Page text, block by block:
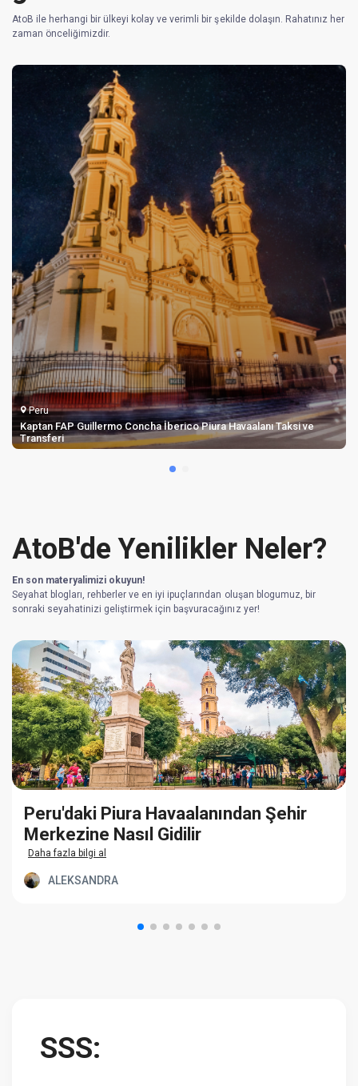
AtoB ile herhangi bir ülkeyi kolay ve verimli bir şekilde dolaşın. Rahatınız her
zaman önceliğimizdir.
Peru
Kaptan FAP Guillermo Concha İberico Piura Havaalanı Taksi ve
Transferi
AtoB'de Yenilikler Neler?
En son materyalimizi okuyun!
Seyahat blogları, rehberler ve en iyi ipuçlarından oluşan blogumuz, bir
sonraki seyahatinizi geliştirmek için başvuracağınız yer!
Peru'daki Piura Havaalanından Şehir
Merkezine Nasıl Gidilir
Daha fazla bilgi al
ALEKSANDRA
SSS: